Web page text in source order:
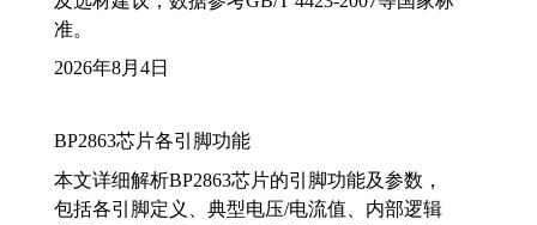
准。
2026年8月4日
BP2863芯片各引脚功能
本文详细解析BP2863芯片的引脚功能及参数，
包括各引脚定义、典型电压/电流值、内部逻辑